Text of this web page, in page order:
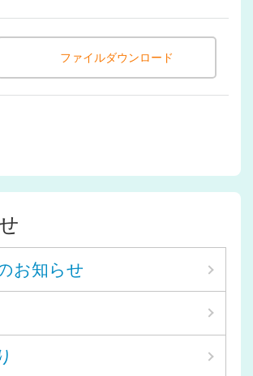
ファイルダウンロード
お知らせ